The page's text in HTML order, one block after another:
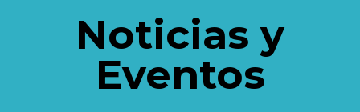
Noticias y
Eventos